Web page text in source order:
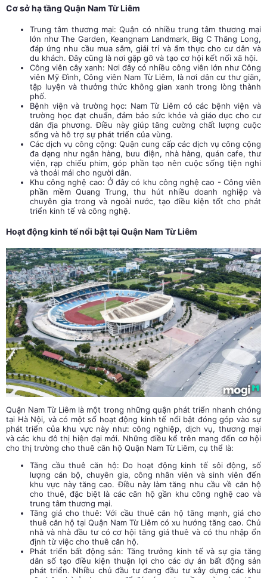
Cơ sở hạ tầng Quận Nam Từ Liêm
Trung tâm thương mại: Quận có nhiều trung tâm thương mại
lớn như The Garden, Keangnam Landmark, Big C Thăng Long,
đáp ứng nhu cầu mua sắm, giải trí và ẩm thực cho cư dân và
du khách. Đây cũng là nơi gặp gỡ và tạo cơ hội kết nối xã hội.
Công viên cây xanh: Nơi đây có nhiều công viên lớn như Công
viên Mỹ Đình, Công viên Nam Từ Liêm, là nơi dân cư thư giãn,
tập luyện và thưởng thức không gian xanh trong lòng thành
phố.
Bệnh viện và trường học: Nam Từ Liêm có các bệnh viện và
trường học đạt chuẩn, đảm bảo sức khỏe và giáo dục cho cư
dân địa phương. Điều này giúp tăng cường chất lượng cuộc
sống và hỗ trợ sự phát triển của vùng.
Các dịch vụ công cộng: Quận cung cấp các dịch vụ công cộng
đa dạng như ngân hàng, bưu điện, nhà hàng, quán cafe, thư
viện, rạp chiếu phim, góp phần tạo nên cuộc sống tiện nghi
và thoải mái cho người dân.
Khu công nghệ cao: Ở đây có khu công nghệ cao - Công viên
phần mềm Quang Trung, thu hút nhiều doanh nghiệp và
chuyên gia trong và ngoài nước, tạo điều kiện tốt cho phát
triển kinh tế và công nghệ.
Hoạt động kinh tế nổi bật tại Quận Nam Từ Liêm
Quận Nam Từ Liêm là một trong những quận phát triển nhanh chóng
tại Hà Nội, và có một số hoạt động kinh tế nổi bật đóng góp vào sự
phát triển của khu vực này như: công nghiệp, dịch vụ, thương mại
và các khu đô thị hiện đại mới. Những điều kể trên mang đến cơ hội
cho thị trường cho thuê căn hộ Quận Nam Từ Liêm, cụ thể là:
Tăng cầu thuê căn hộ: Do hoạt động kinh tế sôi động, số
lượng cán bộ, chuyên gia, công nhân viên và sinh viên đến
khu vực này tăng cao. Điều này làm tăng nhu cầu về căn hộ
cho thuê, đặc biệt là các căn hộ gần khu công nghệ cao và
trung tâm thương mại.
Tăng giá cho thuê: Với cầu thuê căn hộ tăng mạnh, giá cho
thuê căn hộ tại Quận Nam Từ Liêm có xu hướng tăng cao. Chủ
nhà và nhà đầu tư có cơ hội tăng giá thuê và có thu nhập ổn
định từ việc cho thuê căn hộ.
Phát triển bất động sản: Tăng trưởng kinh tế và sự gia tăng
dân số tạo điều kiện thuận lợi cho các dự án bất động sản
phát triển. Nhiều chủ đầu tư đang đầu tư xây dựng các khu